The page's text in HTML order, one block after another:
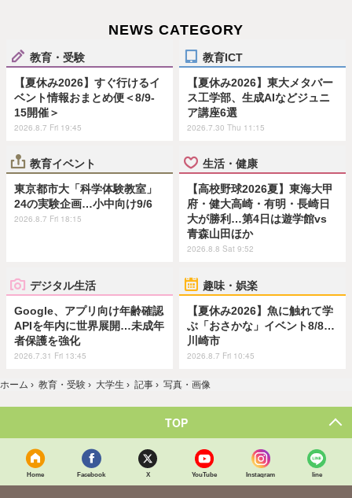
NEWS CATEGORY
教育・受験
【夏休み2026】すぐ行けるイ
ベント情報おまとめ便＜8/9-
15開催＞
2026.8.7 Fri 19:45
教育ICT
【夏休み2026】東大メタバー
ス工学部、生成AIなどジュニ
ア講座6選
2026.7.30 Thu 11:15
教育イベント
東京都市大「科学体験教室」
24の実験企画…小中向け9/6
2026.8.7 Fri 18:15
生活・健康
【高校野球2026夏】東海大甲
府・健大高崎・有明・長崎日
大が勝利…第4日は遊学館vs
青森山田ほか
2026.8.8 Sat 9:52
デジタル生活
Google、アプリ向け年齢確認
APIを年内に世界展開…未成年
者保護を強化
2026.7.31 Fri 13:45
趣味・娯楽
【夏休み2026】魚に触れて学
ぶ「おさかな」イベント8/8…
川崎市
2026.8.7 Fri 10:45
ホーム › 教育・受験 › 大学生 › 記事 › 写真・画像
TOP
Home Facebook X YouTube Instagram line